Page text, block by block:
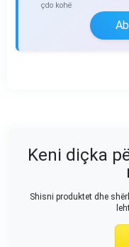
çdo kohë
Keni diçka
Shisni produktet dhe